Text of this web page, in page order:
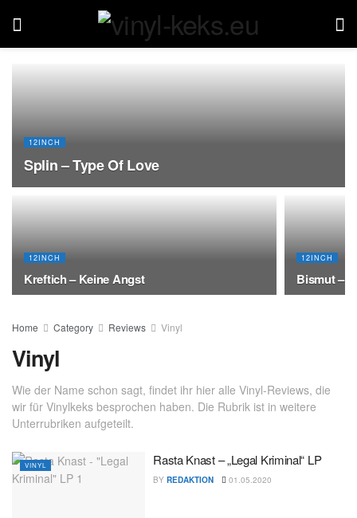
12INCH
Splin – Type Of Love
12INCH
Kreftich – Keine Angst
12INCH
Bismut –
Home Category Reviews Vinyl
Vinyl
Wie der Name schon sagt, findet ihr hier alle Vinyl-Reviews, die
wir für Vinylkeks besprochen haben. Die Rubrik ist in weitere
Unterrubriken aufgeteilt.
VINYL Rasta Knast – „Legal Kriminal“ LP
BY REDAKTION 01.05.2020